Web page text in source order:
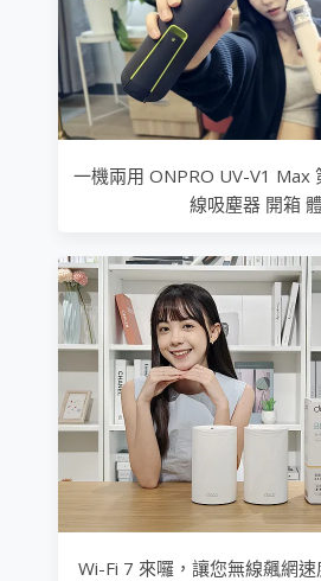
一機兩用 ONPRO UV-V1 Max
線吸塵器 開箱
Wi-Fi 7 來囉，讓您無線飆網